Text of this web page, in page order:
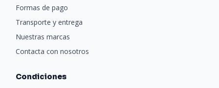
Formas de pago
Transporte y entrega
Nuestras marcas
Contacta con nosotros
Condiciones